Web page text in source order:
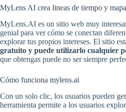
MyLens AI crea lineas de tiempo y
MyLens.AI es un sitio web muy
genial para ver cómo se conectan
explorar tus propios intereses. El sitio
gratuito y puede utilizarlo cualquier
que obtengas puede no ser siempre
Cómo funciona mylens.ai
Con un solo clic, los usuarios pueden
herramienta permite a los usuarios